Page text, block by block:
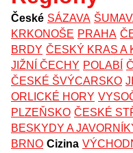
České SÁZAVA
KRKONOŠE PRAHA
BRDY ČESKÝ KRAS A
JIŽNÍ ČECHY POLABÍ
ČESKÉ ŠVÝCARSKO
ORLICKÉ HORY
PLZEŇSKO ČESKÉ
BESKYDY A
BRNO Cizina